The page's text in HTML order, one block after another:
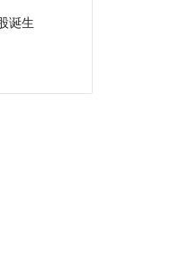
诞生